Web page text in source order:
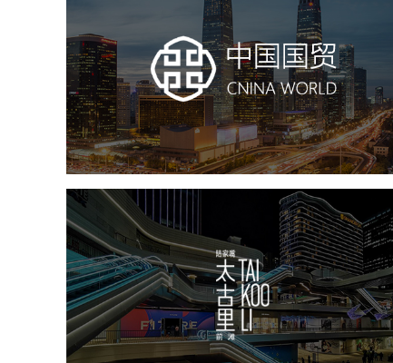
中国国贸
房地产 商业地产
地产网站建设
地产网站设计
网站建设 电商网站
前滩太古里
房地产 商业地产 地产网站建设 品牌官网